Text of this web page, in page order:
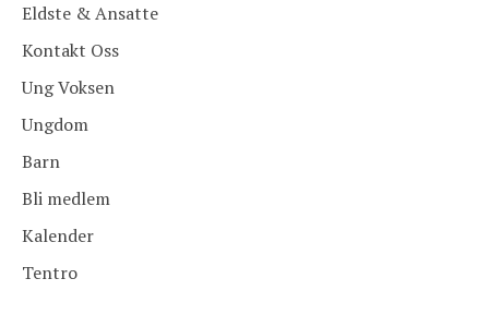
Eldste & Ansatte
Kontakt Oss
Ung Voksen
Ungdom
Barn
Bli medlem
Kalender
Tentro